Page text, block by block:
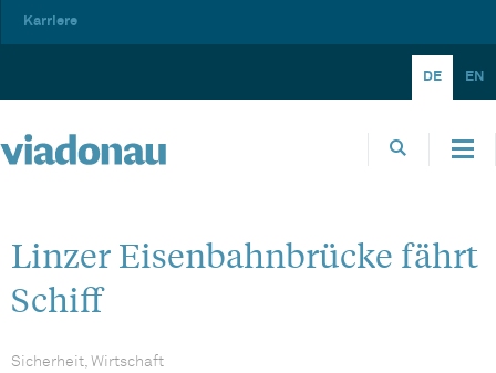
Karriere
DE EN
Linzer Eisenbahnbrücke fährt
Schiff
Sicherheit, Wirtschaft